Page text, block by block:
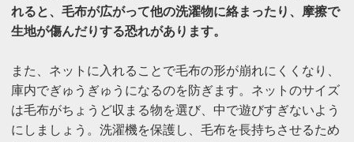
れると、毛布が広がって他の洗濯物に絡まったり、摩擦で
生地が傷んだりする恐れがあります。
また、ネットに入れることで毛布の形が崩れにくくなり、
庫内でぎゅうぎゅうになるのを防ぎます。ネットのサイズ
は毛布がちょうど収まる物を選び、中で遊びすぎないよう
にしましょう。洗濯機を保護し、毛布を長持ちさせるため